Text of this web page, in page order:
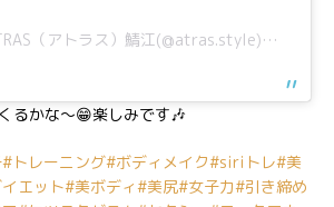
パーソナルジムATRAS（アトラス）鯖江(@atras.style)がシェアした投稿
るかな〜😁楽しみです🎶
#トレーニング#ボディメイク#siriトレ#美
エット#美ボディ#美尻#女子力#引き締め